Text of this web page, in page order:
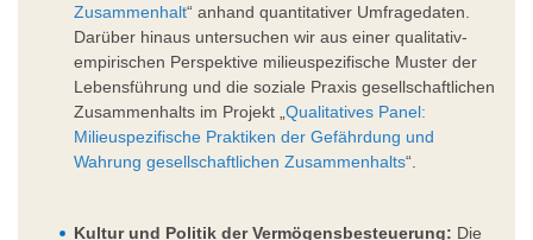
Zusammenhalt“ anhand quantitativer Umfragedaten.
Darüber hinaus untersuchen wir aus einer qualitativ-
empirischen Perspektive milieuspezifische Muster der
Lebensführung und die soziale Praxis gesellschaftlichen
Zusammenhalts im Projekt „ Qualitatives Panel:
Milieuspezifische Praktiken der Gefährdung und
Wahrung gesellschaftlichen Zusammenhalts“.
Kultur und Politik der Vermögensbesteuerung: Die